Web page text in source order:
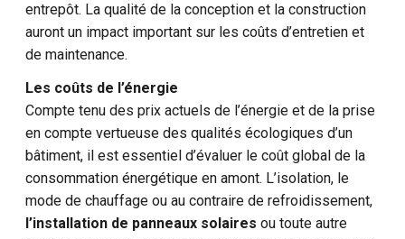
entrepôt. La qualité de la conception et la construction
auront un impact important sur les coûts d’entretien et
de maintenance.
Les coûts de l’énergie
Compte tenu des prix actuels de l’énergie et de la prise
en compte vertueuse des qualités écologiques d’un
bâtiment, il est essentiel d’évaluer le coût global de la
consommation énergétique en amont. L’isolation, le
mode de chauffage ou au contraire de refroidissement,
l’installation de panneaux solaires ou toute autre